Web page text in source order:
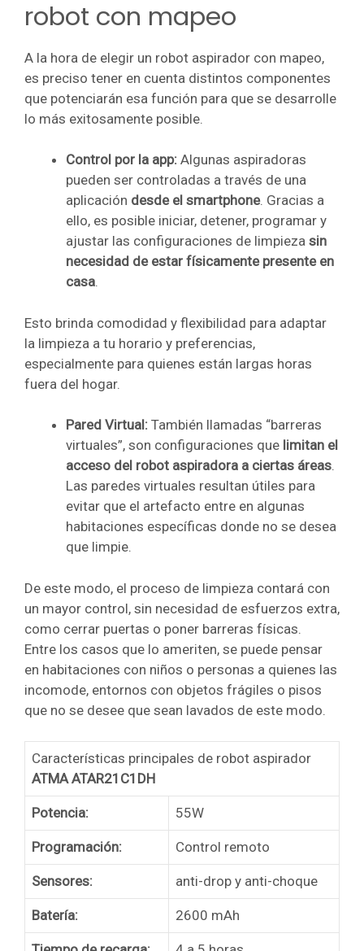
robot con mapeo
A la hora de elegir un robot aspirador con mapeo,
es preciso tener en cuenta distintos componentes
que potenciarán esa función para que se desarrolle
lo más exitosamente posible.
Control por la app: Algunas aspiradoras
pueden ser controladas a través de una
aplicación desde el smartphone. Gracias a
ello, es posible iniciar, detener, programar y
ajustar las configuraciones de limpieza sin
necesidad de estar físicamente presente en
casa.
Esto brinda comodidad y flexibilidad para adaptar
la limpieza a tu horario y preferencias,
especialmente para quienes están largas horas
fuera del hogar.
Pared Virtual: También llamadas “barreras
virtuales”, son configuraciones que limitan el
acceso del robot aspiradora a ciertas áreas.
Las paredes virtuales resultan útiles para
evitar que el artefacto entre en algunas
habitaciones específicas donde no se desea
que limpie.
De este modo, el proceso de limpieza contará con
un mayor control, sin necesidad de esfuerzos extra,
como cerrar puertas o poner barreras físicas.
Entre los casos que lo ameriten, se puede pensar
en habitaciones con niños o personas a quienes las
incomode, entornos con objetos frágiles o pisos
que no se desee que sean lavados de este modo.
Características principales de robot aspirador
ATMA ATAR21C1DH
Potencia: 55W
Programación: Control remoto
Sensores: anti-drop y anti-choque
Batería: 2600 mAh